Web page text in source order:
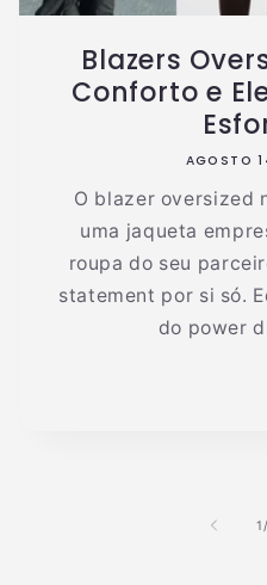
Blazers
Conforto e
AGOSTO
O blazer oversized
uma jaqueta
roupa do seu
statement por si só.
do power
1/